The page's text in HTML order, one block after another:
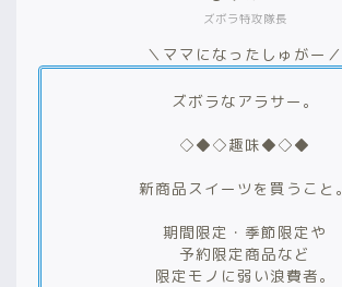
ズボラ特攻隊長
＼ママになったしゅがー／
ズボラなアラサー。
◇◆◇趣味◆◇◆
新商品スイーツを買うこと。
期間限定・季節限定や
予約限定商品など
限定モノに弱い浪費者。